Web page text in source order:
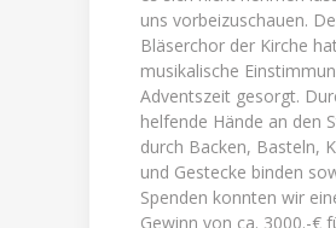
uns vorbeizuschauen.
Bläserchor der Kirche
musikalische
Adventszeit gesorgt.
helfende Hände an den
durch Backen, Basteln,
und Gestecke binden
Spenden konnten wir
Gewinn von ca. 3000.-€